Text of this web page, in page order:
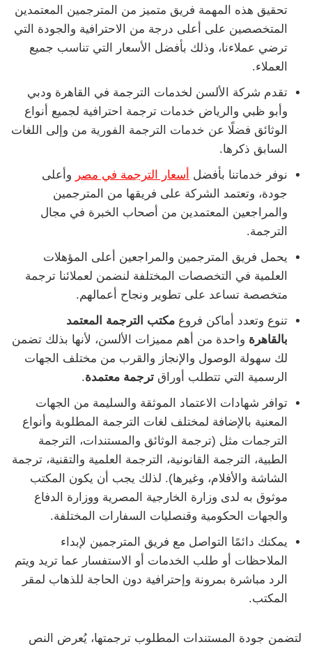
تحقيق هذه المهمة فريق متميز من المترجمين المعتمدين
المتخصصين على أعلى درجة من الاحترافية والجودة التي
ترضي عملاءنا، وذلك بأفضل الأسعار التي تناسب جميع
العملاء.
تقدم شركة الألسن لخدمات الترجمة في القاهرة ودبي
وأبو ظبي والرياض خدمات ترجمة احترافية لجميع أنواع
الوثائق فضلًا عن خدمات الترجمة الفورية من وإلى اللغات
السابق ذكرها.
نوفر خدماتنا بأفضل
أسعار الترجمة في مصر وأعلى
جودة، وتعتمد الشركة على فريقها من المترجمين
والمراجعين المعتمدين من أصحاب الخبرة في مجال
الترجمة.
يحمل فريق المترجمين والمراجعين أعلى المؤهلات
العلمية في التخصصات المختلفة لنضمن لعملائنا ترجمة
متخصصة تساعد على تطوير ونجاح أعمالهم.
تنوع وتعدد أماكن فروع مكتب الترجمة المعتمد
بالقاهرة واحدة من أهم مميزات الألسن، لأنها بذلك تضمن
لك سهولة الوصول والإنجاز والقرب من مختلف الجهات
الرسمية التي تتطلب أوراق ترجمة معتمدة.
توافر شهادات الاعتماد الموثقة والسليمة من الجهات
المعنية بالإضافة لمختلف لغات الترجمة المطلوبة وأنواع
الترجمات مثل (ترجمة الوثائق والمستندات، الترجمة
الطبية، الترجمة القانونية، الترجمة العلمية والتقنية، ترجمة
الشاشة والأفلام، وغيرها). لذلك يجب أن يكون المكتب
موثوق به لدى وزارة الخارجية المصرية ووزارة الدفاع
والجهات الحكومية وقنصليات السفارات المختلفة.
يمكنك دائمًا التواصل مع فريق المترجمين لإبداء
الملاحظات أو طلب الخدمات أو الاستفسار عما تريد ويتم
الرد مباشرة بمرونة وإحترافية دون الحاجة للذهاب لمقر
المكتب.
لتضمن جودة المستندات المطلوب ترجمتها، يُعرض النص